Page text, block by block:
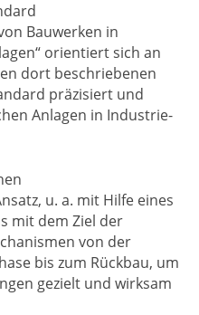
Bauwerken in
orientiert sich an
dort beschriebenen
präzisiert und
Anlagen in Industrie-
u. a. mit Hilfe eines
mit dem Ziel der
von der
bis zum Rückbau, um
gezielt und wirksam